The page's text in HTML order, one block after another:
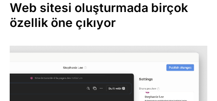
Web sitesi oluşturmada birçok
özellik öne çıkıyor